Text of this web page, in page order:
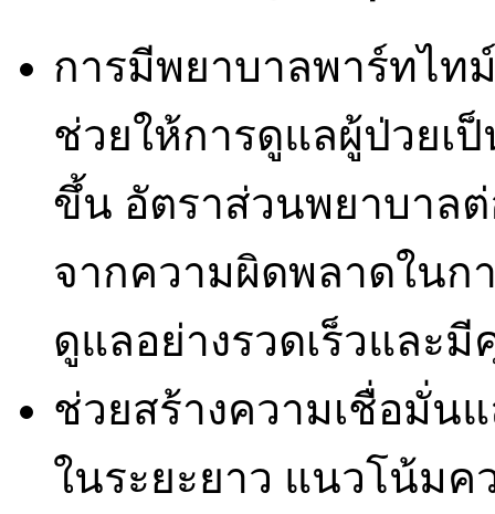
การมีพยาบาลพาร์ทไท
ช่วยให้การดูแลผู้ป่วยเ
ขึ้น อัตราส่วนพยาบาลต่
จากความผิดพลาดในก
ดูแลอย่างรวดเร็วและ
ช่วยสร้างความเชื่อมั่น
ในระยะยาว แนวโน้ม